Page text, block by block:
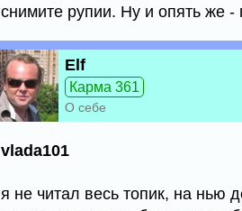
снимите рупии. Ну и опять же -
Elf
Карма 361
О себе
vlada101
я не читал весь топик, на нью